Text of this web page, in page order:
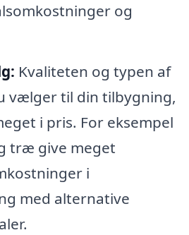
og
Kvaliteten og typen af
vælger til din tilbygning,
i pris. For eksempel
træ give meget
i
med alternative